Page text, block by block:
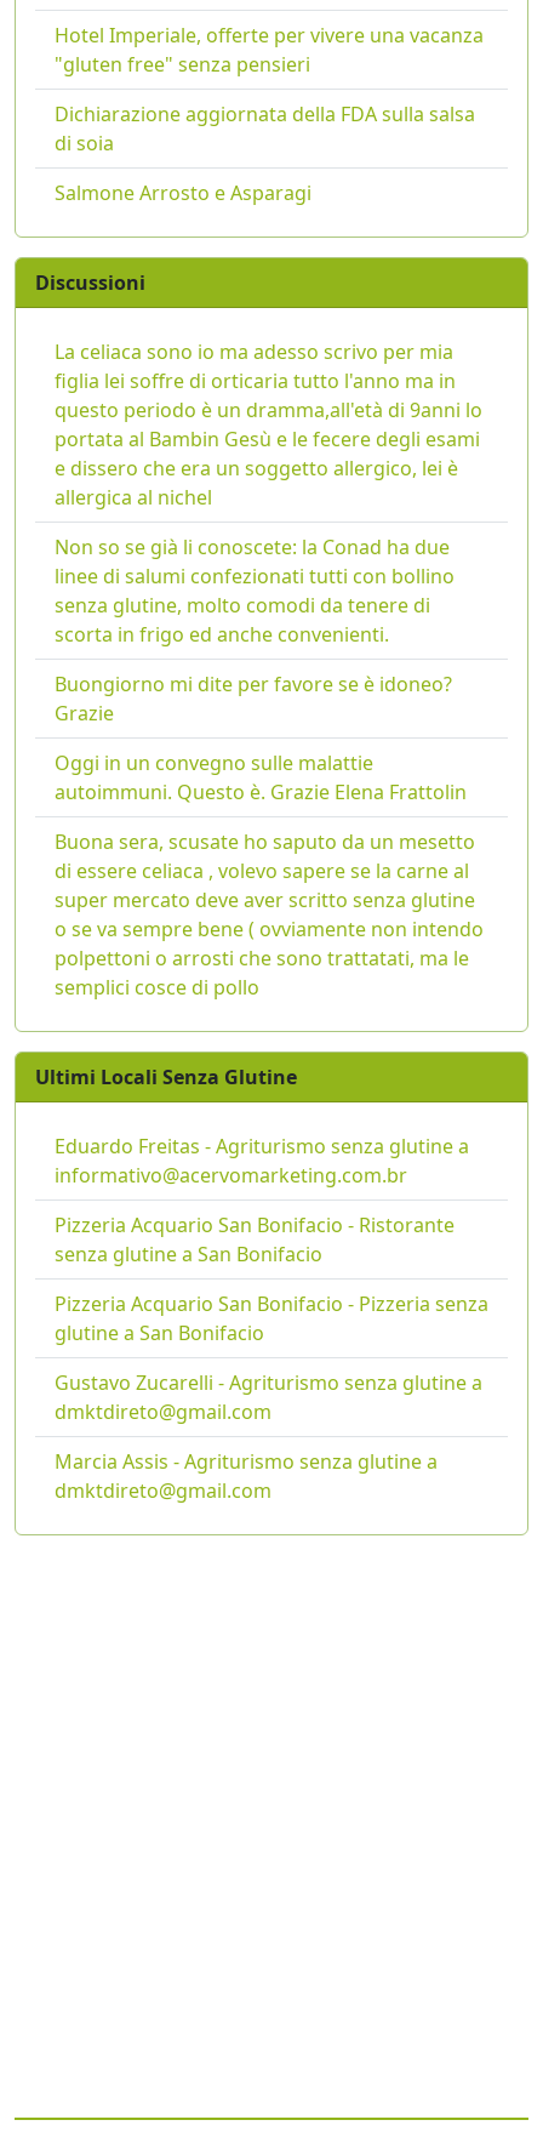
Hotel Imperiale, offerte per vivere una vacanza
"gluten free" senza pensieri
Dichiarazione aggiornata della FDA sulla salsa
di soia
Salmone Arrosto e Asparagi
Discussioni
La celiaca sono io ma adesso scrivo per mia
figlia lei soffre di orticaria tutto l'anno ma in
questo periodo è un dramma,all'età di 9anni lo
portata al Bambin Gesù e le fecere degli esami
e dissero che era un soggetto allergico, lei è
allergica al nichel
Non so se già li conoscete: la Conad ha due
linee di salumi confezionati tutti con bollino
senza glutine, molto comodi da tenere di
scorta in frigo ed anche convenienti.
Buongiorno mi dite per favore se è idoneo?
Grazie
Oggi in un convegno sulle malattie
autoimmuni. Questo è. Grazie Elena Frattolin
Buona sera, scusate ho saputo da un mesetto
di essere celiaca , volevo sapere se la carne al
super mercato deve aver scritto senza glutine
o se va sempre bene ( ovviamente non intendo
polpettoni o arrosti che sono trattatati, ma le
semplici cosce di pollo
Ultimi Locali Senza Glutine
Eduardo Freitas - Agriturismo senza glutine a
informativo@acervomarketing.com.br
Pizzeria Acquario San Bonifacio - Ristorante
senza glutine a San Bonifacio
Pizzeria Acquario San Bonifacio - Pizzeria senza
glutine a San Bonifacio
Gustavo Zucarelli - Agriturismo senza glutine a
dmktdireto@gmail.com
Marcia Assis - Agriturismo senza glutine a
dmktdireto@gmail.com